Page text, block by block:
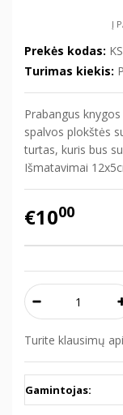
Į
Prekės kodas:
Turimas kiekis:
Prabangus
spalvos plokštės
turtas, kuris bus
Išmatavimai
€1000
Turite klausimų
Gamintojas: